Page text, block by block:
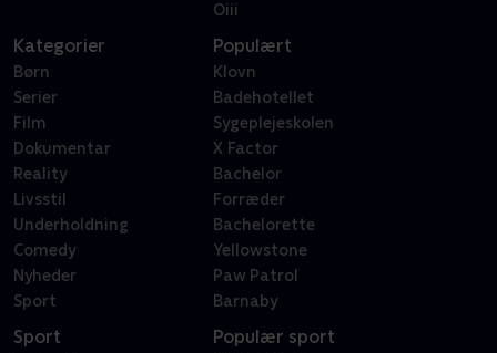
Oiii
Kategorier
Børn
Serier
Film
Dokumentar
Reality
Livsstil
Underholdning
Comedy
Nyheder
Sport
Populært
Klovn
Badehotellet
Sygeplejeskolen
X Factor
Bachelor
Forræder
Bachelorette
Yellowstone
Paw Patrol
Barnaby
Sport Populær sport